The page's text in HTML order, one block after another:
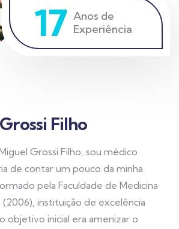
17 Anos de
Experiência
Filho
Grossi Filho, sou médico
de contar um pouco da minha
pela Faculdade de Medicina
instituição de excelência
objetivo inicial era amenizar o